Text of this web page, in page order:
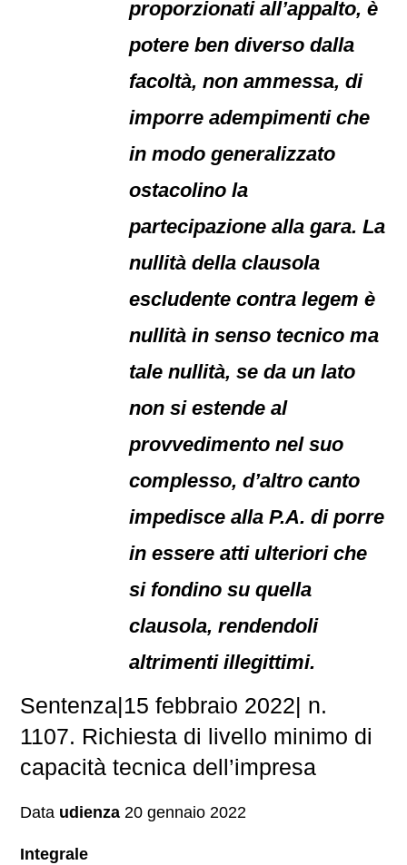
proporzionati all’appalto, è
potere ben diverso dalla
facoltà, non ammessa, di
imporre adempimenti che
in modo generalizzato
ostacolino la
partecipazione alla gara. La
nullità della clausola
escludente contra legem è
nullità in senso tecnico ma
tale nullità, se da un lato
non si estende al
provvedimento nel suo
complesso, d’altro canto
impedisce alla P.A. di porre
in essere atti ulteriori che
si fondino su quella
clausola, rendendoli
altrimenti illegittimi.
Sentenza|15 febbraio 2022| n.
1107. Richiesta di livello minimo di
capacità tecnica dell’impresa
Data udienza 20 gennaio 2022
Integrale